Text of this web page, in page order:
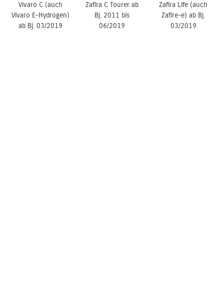
Vivaro C (auch
Vivaro E-Hydrogen)
ab Bj. 03/2019
Zafira C Tourer ab
Bj. 2011 bis
06/2019
Zafira Life (auch
Zafire-e) ab Bj.
03/2019